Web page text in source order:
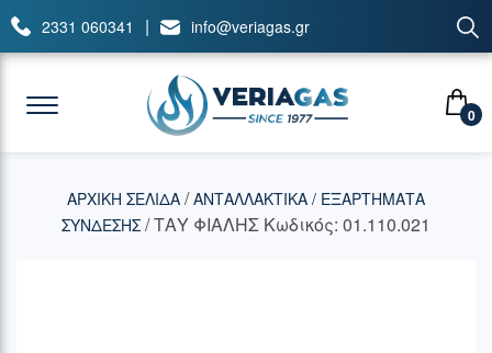
2331 060341 | info@veriagas.gr
0
ΑΡΧΙΚΉ ΣΕΛΊΔΑ /ΑΝΤΑΛΛΑΚΤΙΚΑ / ΕΞΑΡΤΗΜΑΤΑ
ΣΥΝΔΕΣΗΣ / ΤΑΥ ΦΙΑΛΗΣ Κωδικός: 01.110.021